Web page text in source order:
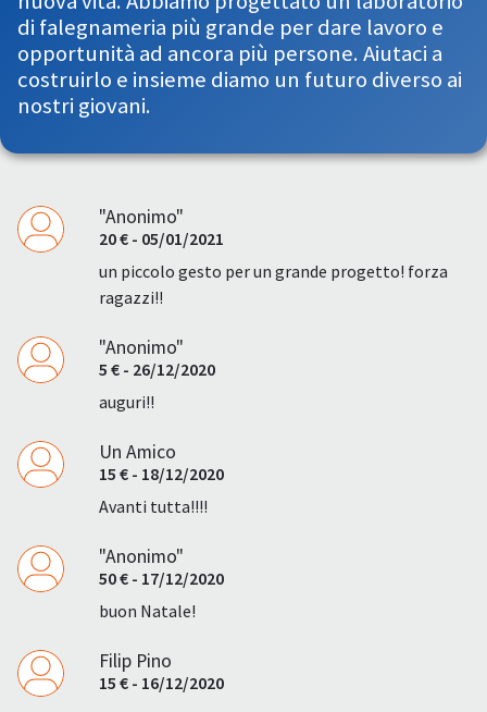
di falegnameria più grande per dare lavoro e
opportunità ad ancora più persone. Aiutaci a
costruirlo e insieme diamo un futuro diverso ai
nostri giovani.
"Anonimo"
20 € - 05/01/2021
un piccolo gesto per un grande progetto! forza
ragazzi!!
"Anonimo"
5 € - 26/12/2020
auguri!!
Un Amico
15 € - 18/12/2020
Avanti tutta!!!!
"Anonimo"
50 € - 17/12/2020
buon Natale!
Filip Pino
15 € - 16/12/2020